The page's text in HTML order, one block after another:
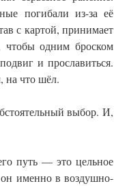
погибали из-за её
с картой, принимает
чтобы одним броском
и прославиться.
на что шёл.
выбор. И,
путь — это цельное
именно в воздушно-